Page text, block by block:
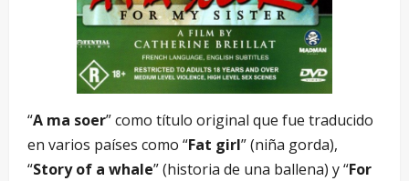
“A ma soer” como título original que fue traducido
en varios países como “Fat girl” (niña gorda),
“Story of a whale” (historia de una ballena) y “For